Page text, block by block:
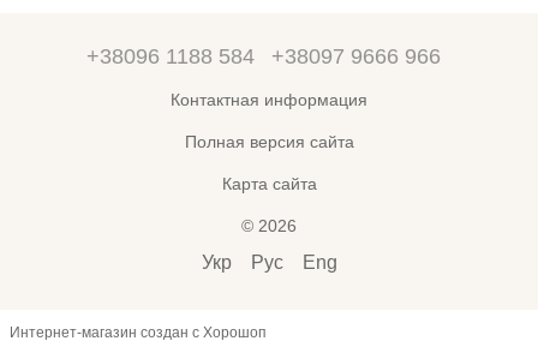
+38096 1188 584 +38097 9666 966
Контактная информация
Полная версия сайта
Карта сайта
© 2026
Укр Рус Eng
Интернет-магазин создан с Хорошоп